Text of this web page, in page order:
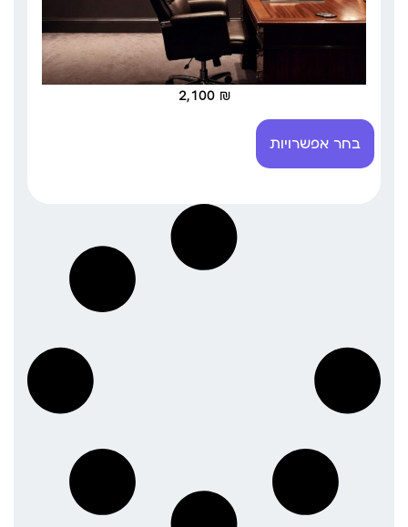
2,100 ₪
בחר אפשרויות